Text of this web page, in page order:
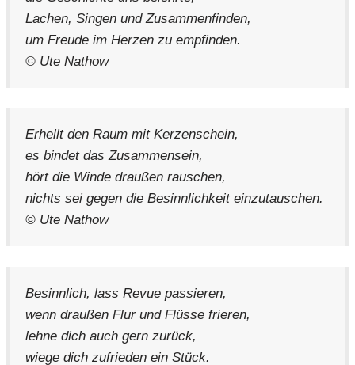
Lachen, Singen und Zusammenfinden,
um Freude im Herzen zu empfinden.
© Ute Nathow
Erhellt den Raum mit Kerzenschein,
es bindet das Zusammensein,
hört die Winde draußen rauschen,
nichts sei gegen die Besinnlichkeit einzutauschen.
© Ute Nathow
Besinnlich, lass Revue passieren,
wenn draußen Flur und Flüsse frieren,
lehne dich auch gern zurück,
wiege dich zufrieden ein Stück.